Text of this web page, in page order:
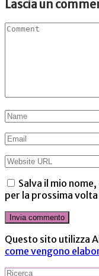
Lascia un
Salva il mio
per la prossima
Questo sito utilizza
come vengono